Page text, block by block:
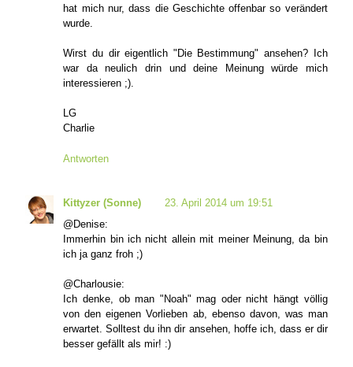
hat mich nur, dass die Geschichte offenbar so verändert
wurde.
Wirst du dir eigentlich "Die Bestimmung" ansehen? Ich
war da neulich drin und deine Meinung würde mich
interessieren ;).
LG
Charlie
Antworten
Kittyzer (Sonne)
23. April 2014 um 19:51
@Denise:
Immerhin bin ich nicht allein mit meiner Meinung, da bin
ich ja ganz froh ;)
@Charlousie:
Ich denke, ob man "Noah" mag oder nicht hängt völlig
von den eigenen Vorlieben ab, ebenso davon, was man
erwartet. Solltest du ihn dir ansehen, hoffe ich, dass er dir
besser gefällt als mir! :)